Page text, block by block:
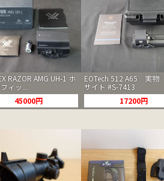
RAZOR AMG UH-1 ホ
ィッ...
45000円
EOTech 512 A65 実
サイト #S-7413
17200円